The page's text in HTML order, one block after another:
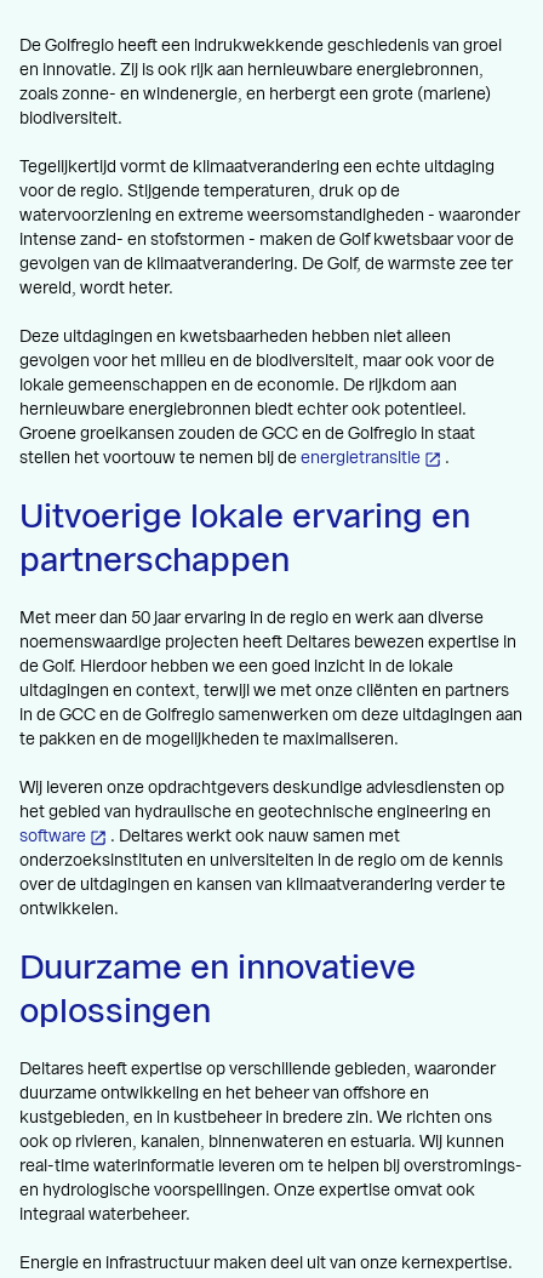
De Golfregio heeft een indrukwekkende geschiedenis van groei
en innovatie. Zij is ook rijk aan hernieuwbare energiebronnen,
zoals zonne- en windenergie, en herbergt een grote (mariene)
biodiversiteit.
Tegelijkertijd vormt de klimaatverandering een echte uitdaging
voor de regio. Stijgende temperaturen, druk op de
watervoorziening en extreme weersomstandigheden - waaronder
intense zand- en stofstormen - maken de Golf kwetsbaar voor de
gevolgen van de klimaatverandering. De Golf, de warmste zee ter
wereld, wordt heter.
Deze uitdagingen en kwetsbaarheden hebben niet alleen
gevolgen voor het milieu en de biodiversiteit, maar ook voor de
lokale gemeenschappen en de economie. De rijkdom aan
hernieuwbare energiebronnen biedt echter ook potentieel.
Groene groeikansen zouden de GCC en de Golfregio in staat
stellen het voortouw te nemen bij de energietransitie .
Uitvoerige lokale ervaring en
partnerschappen
Met meer dan 50 jaar ervaring in de regio en werk aan diverse
noemenswaardige projecten heeft Deltares bewezen expertise in
de Golf. Hierdoor hebben we een goed inzicht in de lokale
uitdagingen en context, terwijl we met onze cliënten en partners
in de GCC en de Golfregio samenwerken om deze uitdagingen aan
te pakken en de mogelijkheden te maximaliseren.
Wij leveren onze opdrachtgevers deskundige adviesdiensten op
het gebied van hydraulische en geotechnische engineering en
software
. Deltares werkt ook nauw samen met
onderzoeksinstituten en universiteiten in de regio om de kennis
over de uitdagingen en kansen van klimaatverandering verder te
ontwikkelen.
Duurzame en innovatieve
oplossingen
Deltares heeft expertise op verschillende gebieden, waaronder
duurzame ontwikkeling en het beheer van offshore en
kustgebieden, en in kustbeheer in bredere zin. We richten ons
ook op rivieren, kanalen, binnenwateren en estuaria. Wij kunnen
real-time waterinformatie leveren om te helpen bij overstromings-
en hydrologische voorspellingen. Onze expertise omvat ook
integraal waterbeheer.
Energie en infrastructuur maken deel uit van onze kernexpertise.